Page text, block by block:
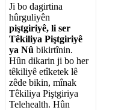
Ji bo dagirtina
hûrguliyên
piştgiriyê, li ser
Têkiliya Piştgiriyê
ya Nû bikirtînin.
Hûn dikarin ji bo her
têkiliyê etîketek lê
zêde bikin, mînak
Têkiliya Piştgiriya
Telehealth. Hûn